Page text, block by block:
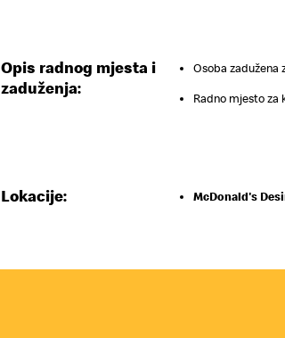
Opis radnog mjesta i
zaduženja:
Osoba zadužena
Radno mjesto
Lokacije: McDonald's